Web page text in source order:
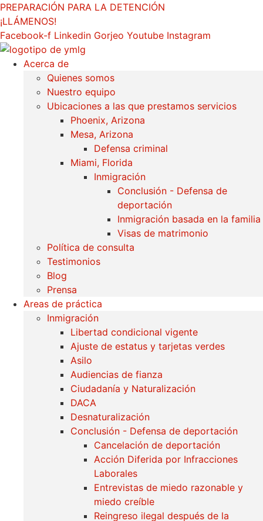
saltar
al
contenido
PREPARACIÓN PARA LA DETENCIÓN
¡LLÁMENOS!
Facebook-f Linkedin Gorjeo Youtube Instagram
Acerca de
Quienes somos
Nuestro equipo
Ubicaciones a las que prestamos servicios
Phoenix, Arizona
Mesa, Arizona
Defensa criminal
Miami, Florida
Inmigración
Conclusión - Defensa de
deportación
Inmigración basada en la familia
Visas de matrimonio
Política de consulta
Testimonios
Blog
Prensa
Areas de práctica
Inmigración
Libertad condicional vigente
Ajuste de estatus y tarjetas verdes
Asilo
Audiencias de fianza
Ciudadanía y Naturalización
DACA
Desnaturalización
Conclusión - Defensa de deportación
Cancelación de deportación
Acción Diferida por Infracciones
Laborales
Entrevistas de miedo razonable y
miedo creíble
Reingreso ilegal después de la